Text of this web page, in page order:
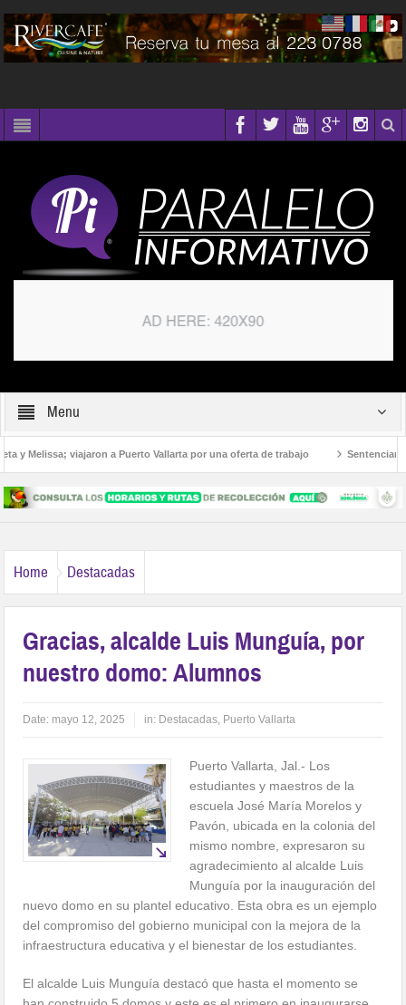
Menu
y Melissa; viajaron a Puerto Vallarta por una oferta de trabajo Sentencian a
Home Destacadas
Gracias, alcalde Luis Munguía, por
nuestro domo: Alumnos
Date: mayo 12, 2025 in: Destacadas, Puerto Vallarta
Puerto Vallarta, Jal.- Los
estudiantes y maestros de la
escuela José María Morelos y
Pavón, ubicada en la colonia del
mismo nombre, expresaron su
agradecimiento al alcalde Luis
Munguía por la inauguración del
nuevo domo en su plantel educativo. Esta obra es un ejemplo
del compromiso del gobierno municipal con la mejora de la
infraestructura educativa y el bienestar de los estudiantes.
El alcalde Luis Munguía destacó que hasta el momento se